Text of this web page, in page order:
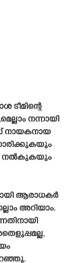
ടീമിന്റെ
നന്നായി
നായകനായ
നൽകുകയും
ആരാധകർ
അറിയാം.